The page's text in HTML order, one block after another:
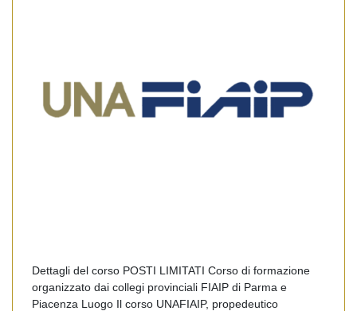
Dettagli del corso POSTI LIMITATI Corso di formazione
organizzato dai collegi provinciali FIAIP di Parma e
Piacenza Luogo Il corso UNAFIAIP, propedeutico